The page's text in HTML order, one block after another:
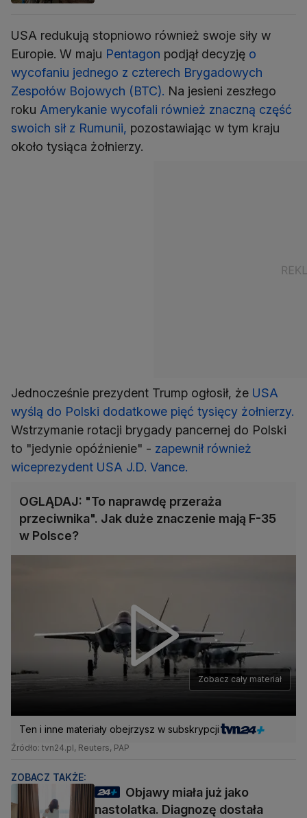
USA redukują stopniowo również swoje siły w
Europie. W maju Pentagon podjął decyzję o
wycofaniu jednego z czterech Brygadowych
Zespołów Bojowych (BTC). Na jesieni zeszłego
roku Amerykanie wycofali również znaczną część
swoich sił z Rumunii, pozostawiając w tym kraju
około tysiąca żołnierzy.
Jednocześnie prezydent Trump ogłosił, że USA
wyślą do Polski dodatkowe pięć tysięcy żołnierzy.
Wstrzymanie rotacji brygady pancernej do Polski
to "jedynie opóźnienie" - zapewnił również
wiceprezydent USA J.D. Vance.
OGLĄDAJ: "To naprawdę przeraża
przeciwnika". Jak duże znaczenie mają F-35
w Polsce?
Zobacz cały materiał
Ten i inne materiały obejrzysz w subskrypcji
Źródło: tvn24.pl, Reuters, PAP
ZOBACZ TAKŻE:
Objawy miała już jako
nastolatka. Diagnozę dostała